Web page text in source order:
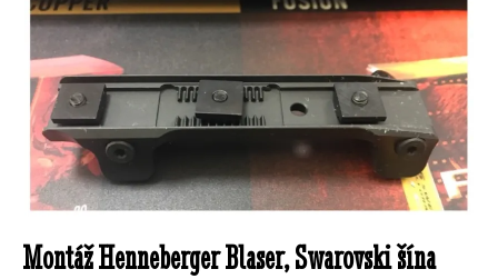
Montáž Henneberger Blaser, Swarovski šína